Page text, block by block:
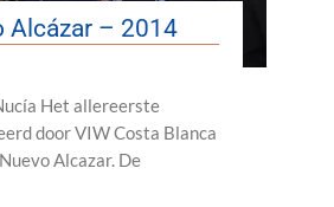
Alcázar – 2014
Het allereerste
door VIW Costa Blanca
Alcazar. De